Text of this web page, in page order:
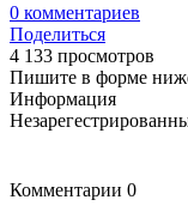
0 комментариев
Поделиться
4 133 просмотров
Пишите в форме
Информация
Комментарии 0